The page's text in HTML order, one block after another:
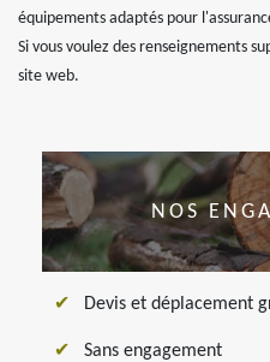
équipements adaptés pour
Si vous voulez des renseignements
site web.
NOS
Devis et déplacement
Sans engagement